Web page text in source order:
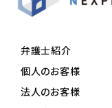
弁護士紹介
個人のお客様
法人のお客様